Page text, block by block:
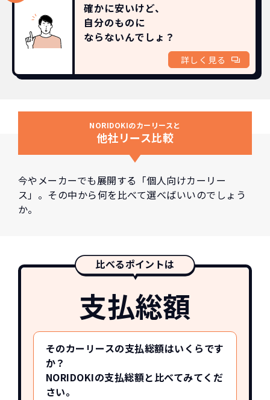
確かに安いけど、
自分のものに
ならないんでしょ？
詳しく見る
NORIDOKIのカーリースと
他社リース比較
今やメーカーでも展開する「個人向けカーリー
ス」。その中から何を比べて選べばいいのでしょう
か。
比べるポイントは
支払総額
そのカーリースの支払総額はいくらです
か？
NORIDOKIの支払総額と比べてみてくだ
さい。